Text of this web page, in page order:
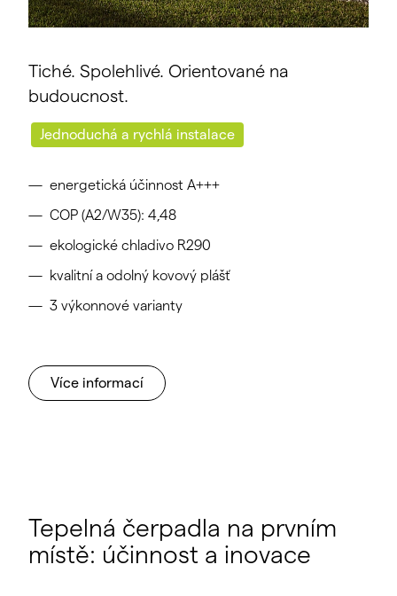
Tiché. Spolehlivé. Orientované na
budoucnost.
Jednoduchá a rychlá instalace
energetická účinnost A+++
COP (A2/W35): 4,48
ekologické chladivo R290
kvalitní a odolný kovový plášť
3 výkonnové varianty
Více informací
Tepelná čerpadla na prvním
místě: účinnost a inovace